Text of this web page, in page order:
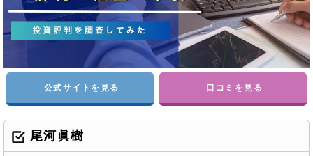
公式サイトを見る 口コミを見る
尾河眞樹